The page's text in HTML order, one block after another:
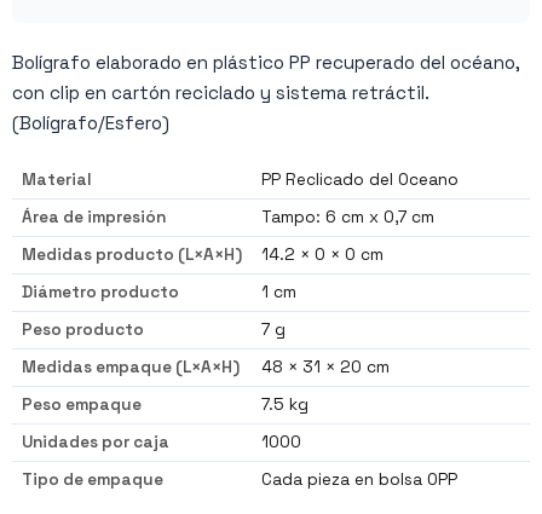
Bolígrafo elaborado en plástico PP recuperado del océano,
con clip en cartón reciclado y sistema retráctil.
(Bolígrafo/Esfero)
Material
PP Reclicado del Oceano
Área de impresión
Tampo: 6 cm x 0,7 cm
Medidas producto (L×A×H)
14.2 × 0 × 0 cm
Diámetro producto
1 cm
Peso producto
7 g
Medidas empaque (L×A×H)
48 × 31 × 20 cm
Peso empaque
7.5 kg
Unidades por caja
1000
Tipo de empaque
Cada pieza en bolsa OPP